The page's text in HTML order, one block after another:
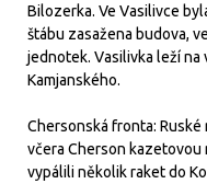
Bilozerka. Ve Vasilivce
štábu zasažena budova,
jednotek. Vasilivka leží
Kamjanského.
Chersonská fronta:
včera Cherson kazetovou
vypálili několik raket do